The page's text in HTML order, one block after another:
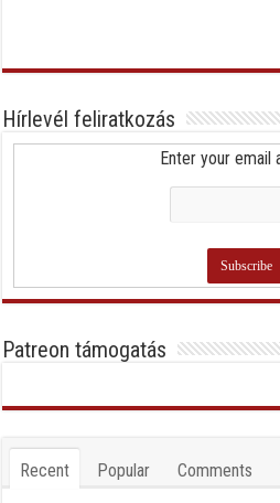
Hírlevél feliratkozás
Enter your email
Patreon támogatás
Recent Popular Comments